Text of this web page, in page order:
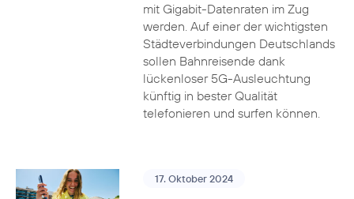
mit Gigabit-Datenraten im Zug
werden. Auf einer der wichtigsten
Städteverbindungen Deutschlands
sollen Bahnreisende dank
lückenloser 5G-Ausleuchtung
künftig in bester Qualität
telefonieren und surfen können.
17. Oktober 2024